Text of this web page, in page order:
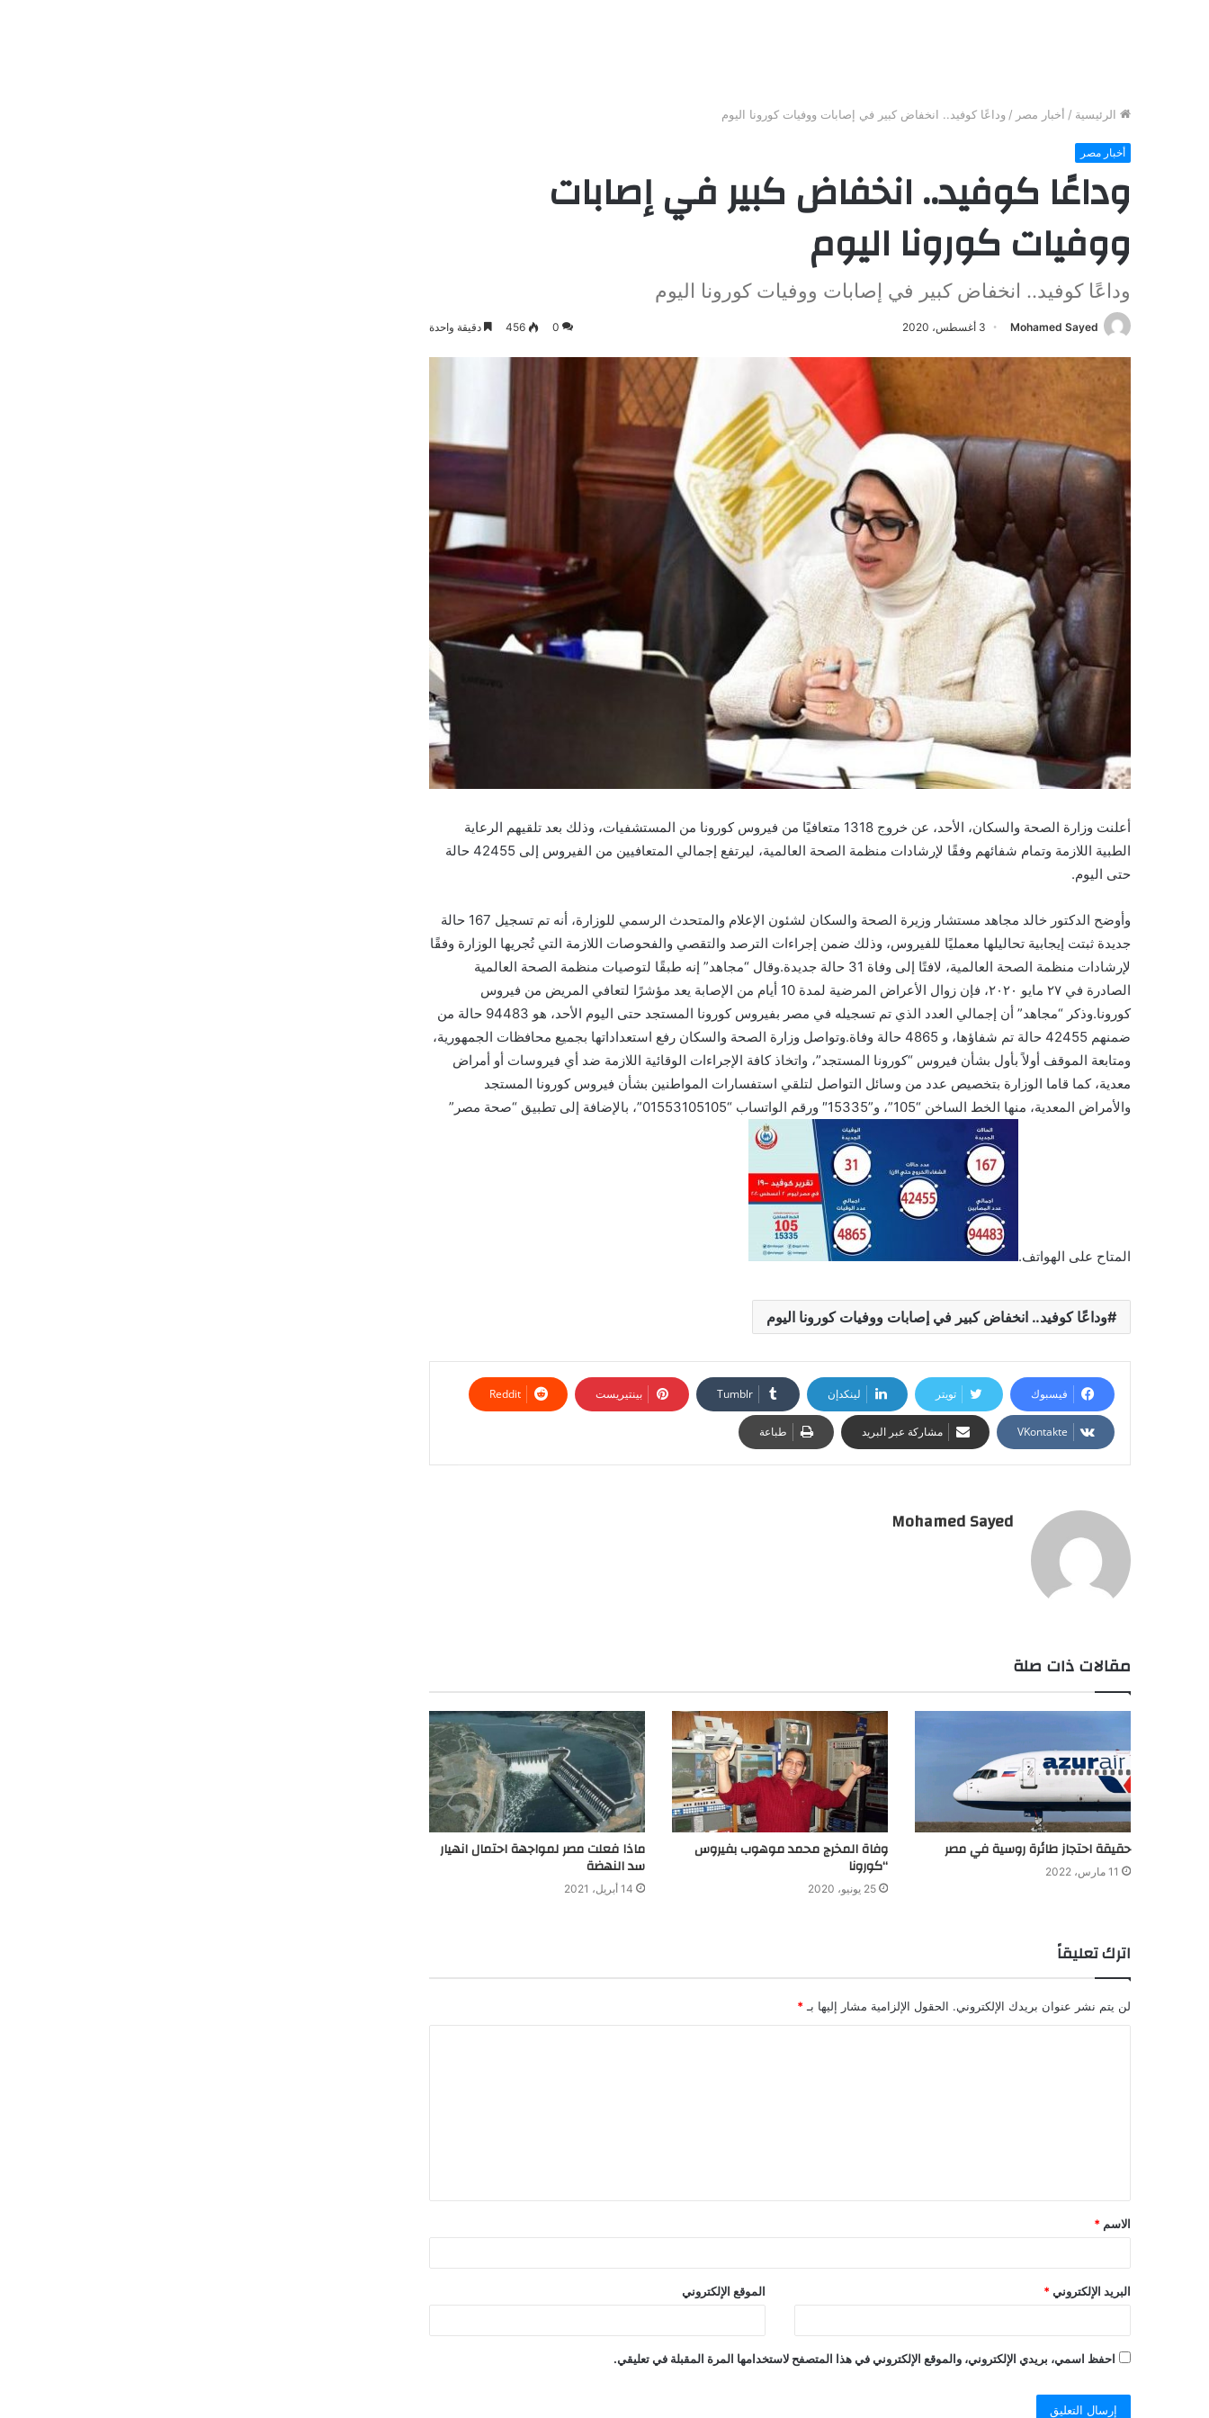
الرئيسية / أخبار مصر / وداعًا كوفيد.. انخفاض كبير في إصابات ووفيات كورونا اليوم
أخبار مصر
وداعًا كوفيد.. انخفاض كبير في إصابات
ووفيات كورونا اليوم
وداعًا كوفيد.. انخفاض كبير في إصابات ووفيات كورونا اليوم
Mohamed Sayed 3 أغسطس، 2020 0
456 دقيقة واحدة
أعلنت وزارة الصحة والسكان، الأحد، عن خروج 1318 متعافيًا من فيروس كورونا من المستشفيات، وذلك بعد تلقيهم الرعاية
الطبية اللازمة وتمام شفائهم وفقًا لإرشادات منظمة الصحة العالمية، ليرتفع إجمالي المتعافيين من الفيروس إلى 42455 حالة
حتى اليوم.
وأوضح الدكتور خالد مجاهد مستشار وزيرة الصحة والسكان لشئون الإعلام والمتحدث الرسمي للوزارة، أنه تم تسجيل 167 حالة
جديدة ثبتت إيجابية تحاليلها معمليًا للفيروس، وذلك ضمن إجراءات الترصد والتقصي والفحوصات اللازمة التي تُجريها الوزارة وفقًا
لإرشادات منظمة الصحة العالمية، لافتًا إلى وفاة 31 حالة جديدة.وقال “مجاهد” إنه طبقًا لتوصيات منظمة الصحة العالمية
الصادرة في ٢٧ مايو ٢٠٢٠، فإن زوال الأعراض المرضية لمدة 10 أيام من الإصابة يعد مؤشرًا لتعافي المريض من فيروس
كورونا.وذكر “مجاهد” أن إجمالي العدد الذي تم تسجيله في مصر بفيروس كورونا المستجد حتى اليوم الأحد، هو 94483 حالة من
ضمنهم 42455 حالة تم شفاؤها، و 4865 حالة وفاة.وتواصل وزارة الصحة والسكان رفع استعداداتها بجميع محافظات الجمهورية،
ومتابعة الموقف أولاً بأول بشأن فيروس “كورونا المستجد”، واتخاذ كافة الإجراءات الوقائية اللازمة ضد أي فيروسات أو أمراض
معدية، كما قاما الوزارة بتخصيص عدد من وسائل التواصل لتلقي استفسارات المواطنين بشأن فيروس كورونا المستجد
والأمراض المعدية، منها الخط الساخن “105”، و”15335″ ورقم الواتساب “01553105105”، بالإضافة إلى تطبيق “صحة مصر”
المتاح على الهواتف.
وداعًا كوفيد.. انخفاض كبير في إصابات ووفيات كورونا اليوم
فيسبوك تويتر لينكدإن بينتيريست
مشاركة عبر البريد طباعة
Mohamed Sayed
مقالات ذات صلة
حقيقة احتجاز طائرة روسية في مصر
11 مارس، 2022
وفاة المخرج محمد موهوب بفيروس
“كورونا
25 يونيو، 2020
ماذا فعلت مصر لمواجهة احتمال انهيار
سد النهضة
14 أبريل، 2021
اترك تعليقاً
لن يتم نشر عنوان بريدك الإلكتروني. الحقول الإلزامية مشار إليها بـ *
الاسم *
البريد الإلكتروني * الموقع الإلكتروني
احفظ اسمي، بريدي الإلكتروني، والموقع الإلكتروني في هذا المتصفح لاستخدامها المرة المقبلة في تعليقي.